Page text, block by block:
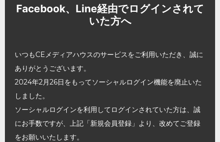
Facebook、Line経由でログインされて
いた方へ
いつもCEメディアハウスのサービスをご利用いただき、誠に
ありがとうございます。
2024年2月26日をもってソーシャルログイン機能を廃止いた
しました。
ソーシャルログインを利用してログインされていた方は、誠
にお手数ですが、上記「新規会員登録」より、改めてご登録
をお願いいたします。